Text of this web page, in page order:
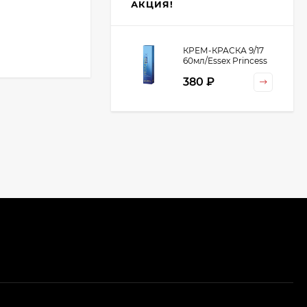
АКЦИЯ!
КРЕМ-КРАСКА 9/17
60мл/Essex Princess
380 ₽